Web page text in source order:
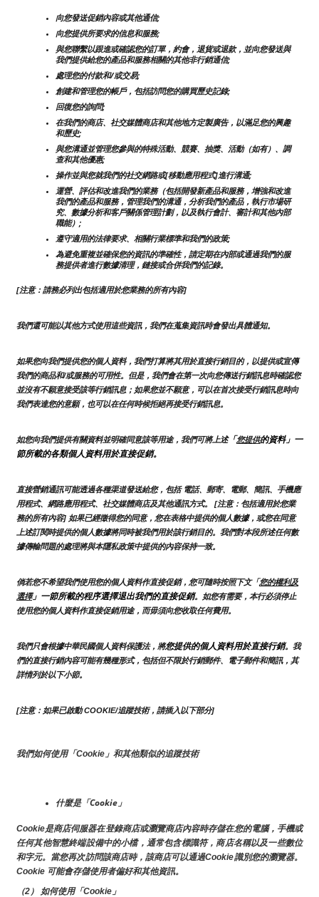
向您發送促銷內容或其他通信;
向您提供所要求的信息和服務;
與您聯繫以跟進或確認您的訂單，約會，退貨或退款，並向您發送與
我們提供給您的產品和服務相關的其他非行銷通信;
處理您的付款和/或交易;
創建和管理您的帳戶，包括訪問您的購買歷史記錄;
回復您的詢問;
在我們的商店、社交媒體商店和其他地方定製廣告，以滿足您的興趣
和歷史;
與您溝通並管理您參與的特殊活動、競賽、抽獎、活動（如有）、調
查和其他優惠;
操作並與您就我們的社交網路或[移動應用程式]進行溝通;
運營、評估和改進我們的業務（包括開發新產品和服務，增強和改進
我們的產品和服務，管理我們的溝通，分析我們的產品，執行市場研
究、數據分析和客戶關係管理計劃，以及執行會計、審計和其他內部
職能）;
遵守適用的法律要求、相關行業標準和我們的政策;
為避免重複並確保您的資訊的準確性，請定期在內部或通過我們的服
務提供者進行數據清理，鏈接或合併我們的記錄。
[注意：請務必列出包括適用於您業務的所有內容]
我們還可能以其他方式使用這些資訊，我們在蒐集資訊時會發出具體通知。
如果您向我們提供您的個人資料，我們打算將其用於直接行銷目的，以提供或宣傳
我們的商品和/或服務的可用性。但是，我們會在第一次向您傳送行銷訊息時確認您
並沒有不願意接受該等行銷訊息；如果您並不願意，可以在首次接受行銷訊息時向
我們表達您的意願，也可以在任何時候拒絕再接受行銷訊息。
如您向我們提供有關資料並明確同意該等用途，我們可將上述「您提供的資料」一
節所載的各類個人資料用於直接促銷。
直接營銷通訊可能透過各種渠道發送給您，包括 電話、郵寄、電郵、簡訊、手機應
用程式、網路應用程式、社交媒體商店及其他通訊方式。 [注意：包括適用於您業
務的所有內容] 如果已經徵得您的同意，您在表格中提供的個人數據，或您在同意
上述訂閱時提供的個人數據將同時被我們用於該行銷目的。我們對本段所述任何數
據傳輸問題的處理將與本隱私政策中提供的內容保持一致。
倘若您不希望我們使用您的個人資料作直接促銷，您可隨時按照下文「您的權利及
選擇」一節所載的程序選擇退出我們的直接促銷。如您有需要，本行必須停止
使用您的個人資料作直接促銷用途，而毋須向您收取任何費用。
我們只會根據中華民國個人資料保護法，將您提供的個人資料用於直接行銷。我
們的直接行銷內容可能有幾種形式，包括但不限於行銷郵件、電子郵件和簡訊，其
詳情列於以下小節。
[注意：如果已啟動 COOKIE/追蹤技術，請插入以下部分]
我們如何使用「Cookie」和其他類似的追蹤技術
什麼是「Cookie」
Cookie是商店伺服器在登錄商店或瀏覽商店內容時存儲在您的電腦，手機或
任何其他智慧終端設備中的小檔，通常包含標識符，商店名稱以及一些數位
和字元。當您再次訪問該商店時，該商店可以通過Cookie識別您的瀏覽器。
Cookie 可能會存儲使用者偏好和其他資訊。
（2） 如何使用「Cookie」